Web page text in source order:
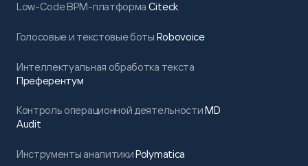
Low-Code BPM-платформа Citeck
Голосовые и текстовые боты Robovoice
Интеллектуальная обработка текста
Преферентум
Контроль операционной деятельностиMD
Audit
Инструменты аналитикиPolymatica